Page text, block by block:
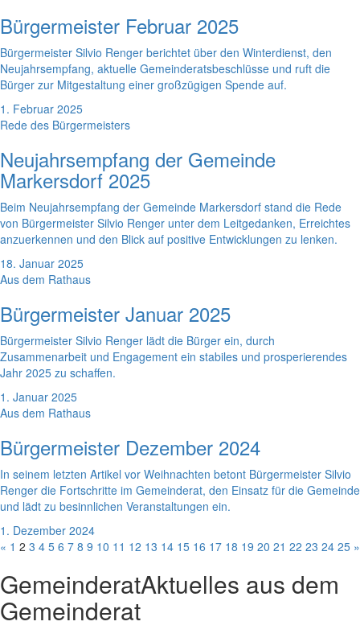
Bürgermeister Februar 2025
Bürgermeister Silvio Renger berichtet über den Winterdienst, den
Neujahrsempfang, aktuelle Gemeinderatsbeschlüsse und ruft die
Bürger zur Mitgestaltung einer großzügigen Spende auf.
1. Februar 2025
Rede des Bürgermeisters
Neujahrsempfang der Gemeinde
Markersdorf 2025
Beim Neujahrsempfang der Gemeinde Markersdorf stand die Rede
von Bürgermeister Silvio Renger unter dem Leitgedanken, Erreichtes
anzuerkennen und den Blick auf positive Entwicklungen zu lenken.
18. Januar 2025
Aus dem Rathaus
Bürgermeister Januar 2025
Bürgermeister Silvio Renger lädt die Bürger ein, durch
Zusammenarbeit und Engagement ein stabiles und prosperierendes
Jahr 2025 zu schaffen.
1. Januar 2025
Aus dem Rathaus
Bürgermeister Dezember 2024
In seinem letzten Artikel vor Weihnachten betont Bürgermeister Silvio
Renger die Fortschritte im Gemeinderat, den Einsatz für die Gemeinde
und lädt zu besinnlichen Veranstaltungen ein.
1. Dezember 2024
« 1 2 3 4 5 6 7 8 9 10 11 12 13 14 15 16 17 18 19 20 21 22 23 24 25 »
GemeinderatAktuelles aus dem
Gemeinderat